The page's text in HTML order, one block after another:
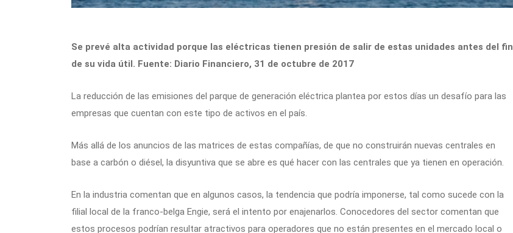
Se prevé alta actividad porque las eléctricas tienen presión de salir de estas unidades antes del fin
de su vida útil. Fuente: Diario Financiero, 31 de octubre de 2017
La reducción de las emisiones del parque de generación eléctrica plantea por estos días un desafío para las
empresas que cuentan con este tipo de activos en el país.
Más allá de los anuncios de las matrices de estas compañías, de que no construirán nuevas centrales en
base a carbón o diésel, la disyuntiva que se abre es qué hacer con las centrales que ya tienen en operación.
En la industria comentan que en algunos casos, la tendencia que podría imponerse, tal como sucede con la
filial local de la franco-belga Engie, será el intento por enajenarlos. Conocedores del sector comentan que
estos procesos podrían resultar atractivos para operadores que no están presentes en el mercado local o